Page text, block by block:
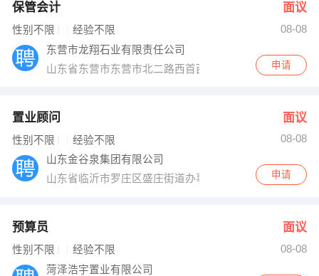
保管会计 面议
性别不限 经验不限
08-08
东营市龙翔石业有限责任公司
山东省东营市东营市北二路西首西郊现代服务区申请
置业顾问 面议
性别不限 经验不限
08-08
山东金谷泉集团有限公司
山东省临沂市罗庄区盛庄街道办事处十里堡社区申请
预算员 面议
性别不限 经验不限
08-08
菏泽浩宇置业有限公司